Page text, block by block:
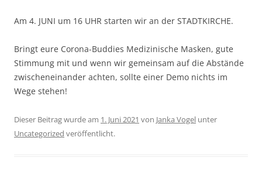
Am 4. JUNI um 16 UHR starten wir an der STADTKIRCHE.
Bringt eure Corona-Buddies Medizinische Masken, gute
Stimmung mit und wenn wir gemeinsam auf die Abstände
zwischeneinander achten, sollte einer Demo nichts im
Wege stehen!
Dieser Beitrag wurde am 1. Juni 2021 von Janka Vogel unter
Uncategorized veröffentlicht.